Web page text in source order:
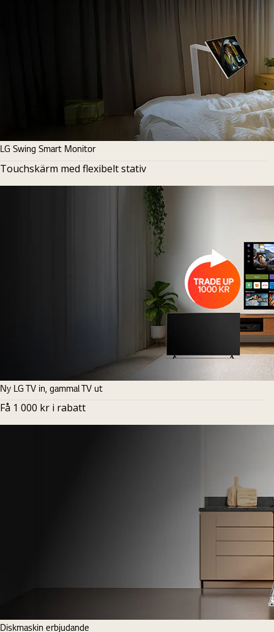
LG Swing Smart Monitor
Touchskärm med flexibelt stativ
Ny LG TV in, gammal TV ut
Få 1 000 kr i rabatt
Diskmaskin erbjudande